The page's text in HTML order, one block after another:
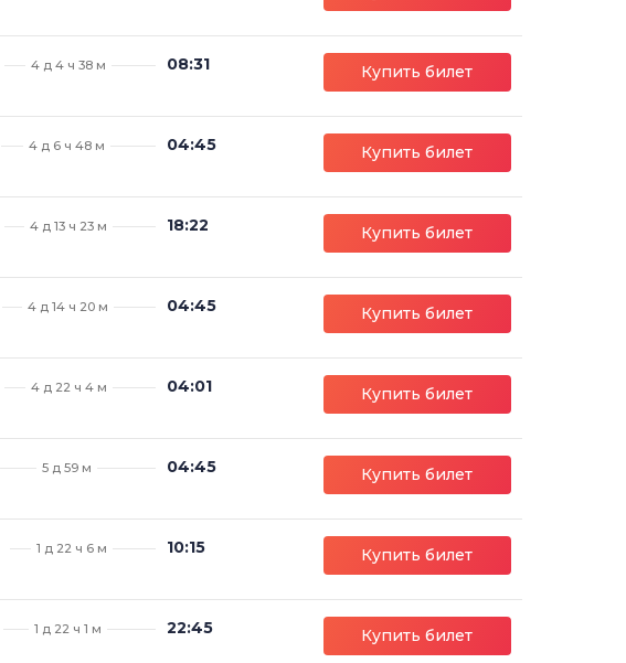
4 д 4 ч 38 м 08:31 Купить билет
4 д 6 ч 48 м 04:45 Купить билет
4 д 13 ч 23 м 18:22 Купить билет
4 д 14 ч 20 м 04:45 Купить билет
4 д 22 ч 4 м 04:01 Купить билет
5 д 59 м 04:45 Купить билет
1 д 22 ч 6 м 10:15 Купить билет
1 д 22 ч 1 м 22:45 Купить билет